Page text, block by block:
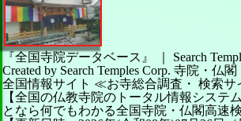
『全国寺院データベース』 ｜ Search
Created by Search Temples Corp. 寺院・仏閣
全国情報サイト ≪お寺総合調査・ 検索
【全国の仏教寺院のトータル情報システム
となら何でもわかる全国寺院・仏閣高速